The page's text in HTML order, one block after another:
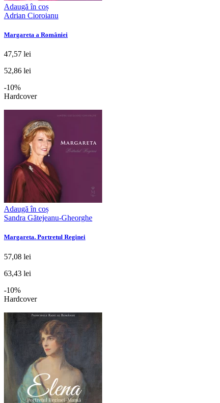
Adaugă în coș
Adrian Cioroianu
Margareta a României
47,57 lei
52,86 lei
-10%
Hardcover
Adaugă în coș
Sandra Gătejeanu-Gheorghe
Margareta. Portretul Reginei
57,08 lei
63,43 lei
-10%
Hardcover